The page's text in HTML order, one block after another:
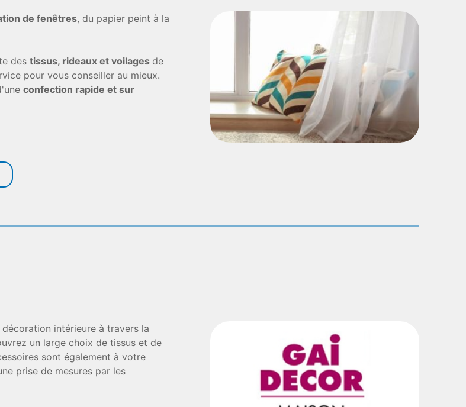
de fenêtres, du papier peint à la
destissus, rideaux et voilages de
pour vous conseiller au mieux.
confection rapide et sur
intérieure à travers la
un large choix de tissus et de
sont également à votre
prise de mesures par les